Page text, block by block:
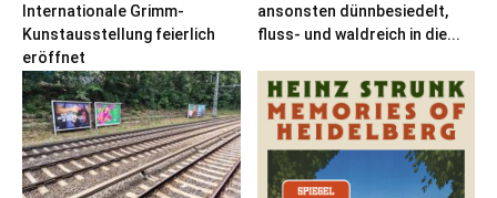
Internationale Grimm-
Kunstausstellung feierlich
eröffnet
ansonsten dünnbesiedelt,
fluss- und waldreich in die...